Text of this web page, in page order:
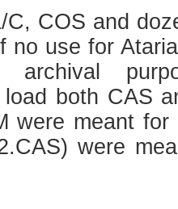
C, COS and
no use for
load both CAS
were meant
were